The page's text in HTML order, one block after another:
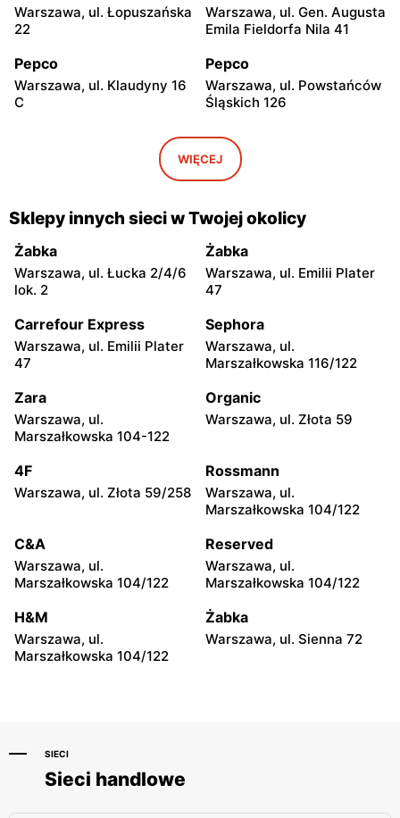
Warszawa, ul. Łopuszańska
22
Warszawa, ul. Gen. Augusta
Emila Fieldorfa Nila 41
Pepco
Warszawa, ul. Klaudyny 16
C
Pepco
Warszawa, ul. Powstańców
Śląskich 126
Warszawa, ul. Wrocławska
Pepco
Warszawa, ul. Świetlików 8
Pepco
Warszawa, ul. Rembielińska
20
Pepco
Warszawa, ul. Wałbrzyska
11
Pepco Pepco
Pepco
Warszawa, ul. Starowiślna
Pepco
Warszawa, ul. Łodygowa
Pepco
Warszawa, ul. Przy Agorze
Pepco
Pepco Pepco
Warszawa al.
Pepco
Warszawa, ul. Gen.
Składkowskiego 4
Pepco
Warszawa, ul. Głębocka 15
Pepco Pepco
WIĘCEJ
Sklepy innych sieci w Twojej okolicy
Żabka
Warszawa, ul. Łucka 2/4/6
lok. 2
Żabka
Warszawa, ul. Emilii Plater
47
Carrefour Express
Warszawa, ul. Emilii Plater
47
Sephora
Warszawa, ul.
Marszałkowska 116/122
Zara
Warszawa, ul.
Marszałkowska 104-122
Organic
Warszawa, ul. Złota 59
4F
Warszawa, ul. Złota 59/258
Rossmann
Warszawa, ul.
Marszałkowska 104/122
C&A
Warszawa, ul.
Marszałkowska 104/122
Reserved
Warszawa, ul.
Marszałkowska 104/122
H&M
Warszawa, ul.
Marszałkowska 104/122
Żabka
Warszawa, ul. Sienna 72
SIECI
Sieci handlowe